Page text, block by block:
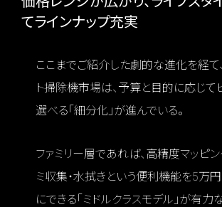
てラインナップ充実
ここまでご紹介した劇的な進化を経て
ト掃除機市場は、予算と目的に応じて
選べる「細分化」が進んでいる。
ファミリー層であれば、高精度マッピ
ミ収集・水拭きという便利機能を5万
にできる「ミドルクラスモデル」が有